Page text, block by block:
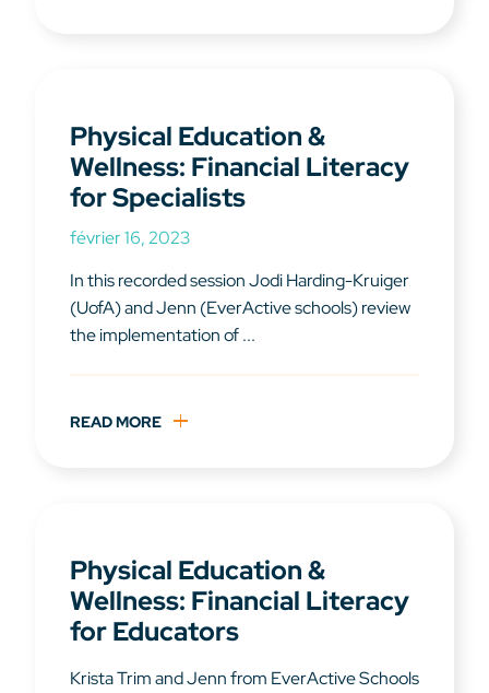
Physical Education &
Wellness: Financial Literacy
for Specialists
février 16, 2023
In this recorded session Jodi Harding-Kruiger
(UofA) and Jenn (EverActive schools) review
the implementation of ...
READ MORE
Physical Education &
Wellness: Financial Literacy
for Educators
Krista Trim and Jenn from EverActive Schools